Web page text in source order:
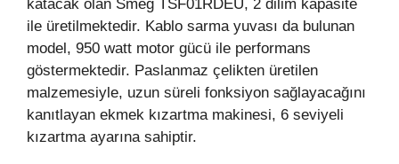
katacak olan Smeg TSF01RDEU, 2 dilim kapasite
ile üretilmektedir. Kablo sarma yuvası da bulunan
model, 950 watt motor gücü ile performans
göstermektedir. Paslanmaz çelikten üretilen
malzemesiyle, uzun süreli fonksiyon sağlayacağını
kanıtlayan ekmek kızartma makinesi, 6 seviyeli
kızartma ayarına sahiptir.